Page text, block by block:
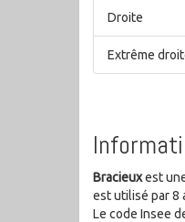
Droite
Extrême
Bracieuxest
est utilisé par 8
Le code Insee